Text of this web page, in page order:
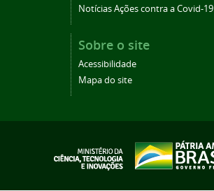
Notícias Ações contra a Covid-19
Sobre o site
Acessibilidade
Mapa do site